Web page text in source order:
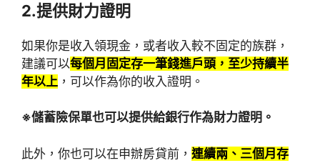
2.提供財力證明
如果你是收入領現金，或者收入較不固定的族群，
建議可以每個月固定存一筆錢進戶頭，至少持續半
年以上 ，可以作為你的收入證明。
※儲蓄險保單也可以提供給銀行作為財力證明。
此外，你也可以在申辦房貸前， 連續兩、三個月存